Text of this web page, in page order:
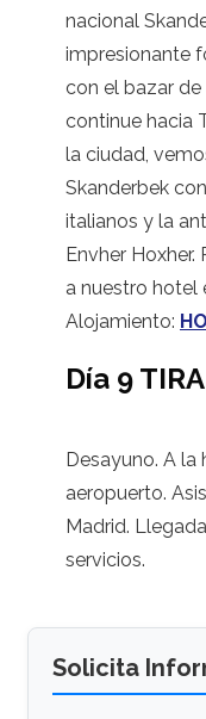
nacional
impresionante
con el bazar
continue hacia
la ciudad,
Skanderbek
italianos y la
Envher
a nuestro hotel
Alojamiento:
Día 9
Desayuno. A la
aeropuerto.
Madrid.
servicios.
Solicita